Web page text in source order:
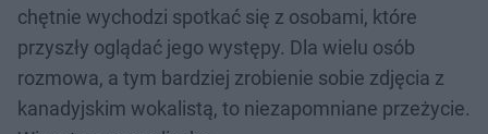
chętnie wychodzi spotkać się z osobami, które
przyszły oglądać jego występy. Dla wielu osób
rozmowa, a tym bardziej zrobienie sobie zdjęcia z
kanadyjskim wokalistą, to niezapomniane przeżycie.